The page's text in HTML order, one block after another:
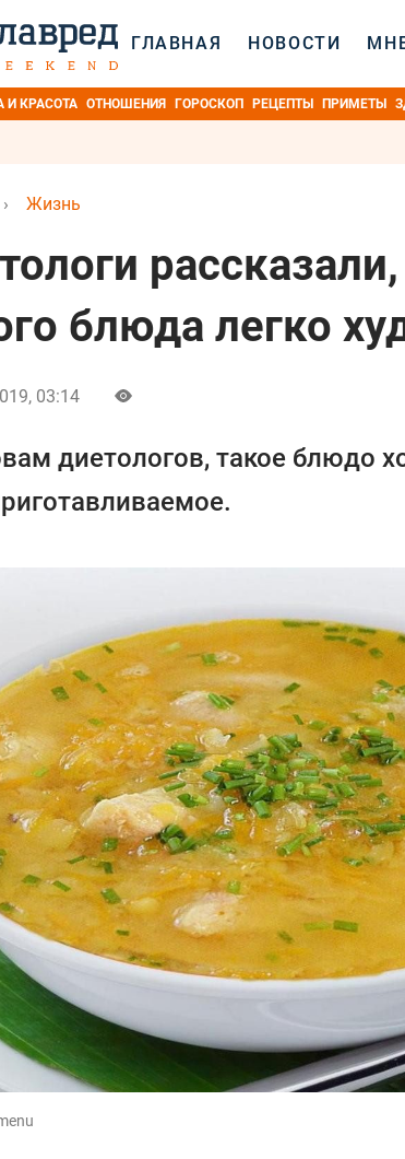
ГЛАВНАЯ НОВОСТИ
И КРАСОТА ОТНОШЕНИЯ ГОРОСКОП РЕЦЕПТЫ ПРИМЕТЫ
› Жизнь
блюда легко
03:14
диетологов, такое блюдо